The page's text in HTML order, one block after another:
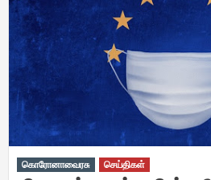
கொரோனாவைரசு செய்திகள்